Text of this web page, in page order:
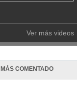
Ver más videos
MÁS COMENTADO